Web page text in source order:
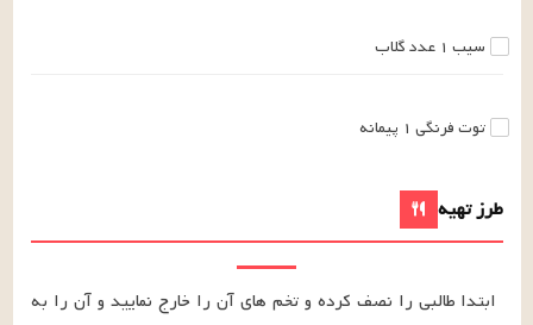
سیب ۱ عددگلاب
توت فرنگی ۱ پیمانه
طرز تهیه